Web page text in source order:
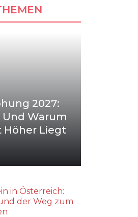
2027:
Und Warum
Höher Liegt
in Österreich:
der Weg zum